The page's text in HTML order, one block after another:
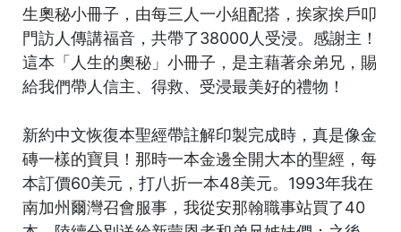
生奧秘小冊子，由每三人一小組配搭，挨家挨戶叩
門訪人傳講福音，共帶了38000人受浸。感謝主！
這本「人生的奧秘」小冊子，是主藉著余弟兄，賜
給我們帶人信主、得救、受浸最美好的禮物！
新約中文恢復本聖經帶註解印製完成時，真是像金
磚一樣的寶貝！那時一本金邊全開大本的聖經，每
本訂價60美元，打八折一本48美元。1993年我在
南加州爾灣召會服事，我從安那翰職事站買了40